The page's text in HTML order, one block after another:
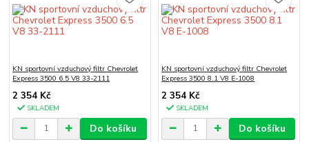
KN sportovní vzduchový filtr Chevrolet
Express 3500 6.5 V8 33-2111
2 354 Kč
SKLADEM
Do košíku
KN sportovní vzduchový filtr Chevrolet
Express 3500 8.1 V8 E-1008
2 354 Kč
SKLADEM
Do košíku